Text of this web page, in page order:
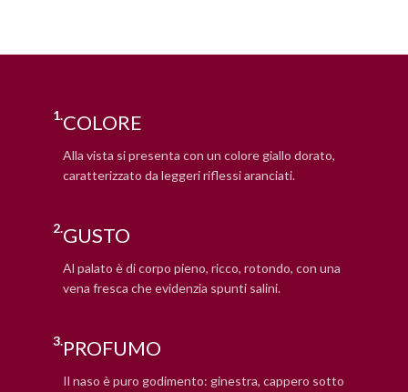
1.COLORE
Alla vista si presenta con un colore giallo dorato,
caratterizzato da leggeri riflessi aranciati.
2.GUSTO
Al palato è di corpo pieno, ricco, rotondo, con una
vena fresca che evidenzia spunti salini.
3.PROFUMO
Il naso è puro godimento: ginestra, cappero sotto